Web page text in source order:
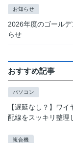
お知らせ
2026年度のゴール
らせ
おすすめ記事
パソコン
【遅延なし？】ワ
配線をスッキリ整理
複合機